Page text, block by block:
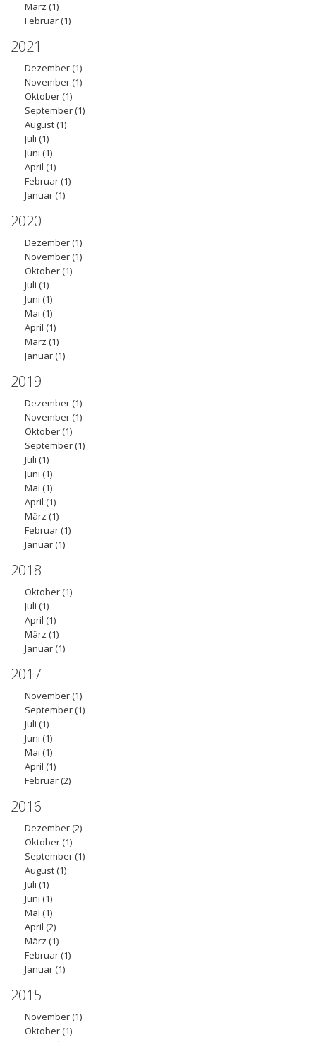
März (1)
Februar(1)
2021
Dezember(1)
November(1)
Oktober(1)
September(1)
August(1)
Juli (1)
Juni (1)
April (1)
Februar(1)
Januar(1)
2020
Dezember(1)
November(1)
Oktober(1)
Juli (1)
Juni (1)
Mai (1)
April (1)
März (1)
Januar(1)
2019
Dezember(1)
November(1)
Oktober(1)
September(1)
Juli (1)
Juni (1)
Mai (1)
April (1)
März (1)
Februar(1)
Januar(1)
2018
Oktober(1)
Juli (1)
April (1)
März (1)
Januar(1)
2017
November(1)
September(1)
Juli (1)
Juni (1)
Mai (1)
April (1)
Februar(2)
2016
Dezember(2)
Oktober(1)
September(1)
August(1)
Juli (1)
Juni (1)
Mai (1)
April (2)
März (1)
Februar(1)
Januar(1)
2015
November(1)
Oktober(1)